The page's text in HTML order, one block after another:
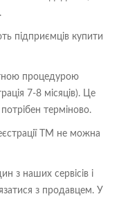
підприємців купити
процедурою
7-8 місяців). Це
терміново.
ТМ не можна
з наших сервісів і
з продавцем. У